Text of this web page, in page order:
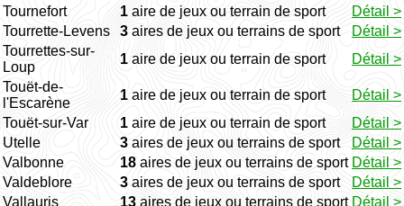
Tournefort
1 aire de jeux ou terrain de sport
Détail >
Tourrette-Levens
3 aires de jeux ou terrains de sport
Détail >
Tourrettes-sur-
Loup
1 aire de jeux ou terrain de sport
Détail >
Touët-de-
l'Escarène
1 aire de jeux ou terrain de sport
Détail >
Touët-sur-Var
1 aire de jeux ou terrain de sport
Détail >
Utelle
3 aires de jeux ou terrains de sport
Détail >
Valbonne
18 aires de jeux ou terrains de sport Détail >
Valdeblore
3 aires de jeux ou terrains de sport
Détail >
Vallauris
13 aires de jeux ou terrains de sport Détail >